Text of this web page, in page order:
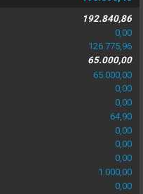
192.840,86
0,00
126.775,96
65.000,00
65.000,00
0,00
0,00
64,90
0,00
0,00
0,00
1.000,00
0,00